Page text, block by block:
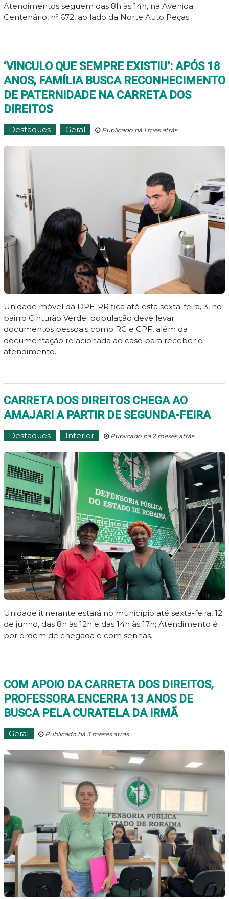
Atendimentos seguem das 8h às 14h, na Avenida
Centenário, nº 672, ao lado da Norte Auto Peças.
‘VINCULO QUE SEMPRE EXISTIU’: APÓS 18
ANOS, FAMÍLIA BUSCA RECONHECIMENTO
DE PATERNIDADE NA CARRETA DOS
DIREITOS
Destaques Geral Publicado há 1 mês atrás
Unidade móvel da DPE-RR fica até esta sexta-feira, 3, no
bairro Cinturão Verde; população deve levar
documentos pessoais como RG e CPF, além da
documentação relacionada ao caso para receber o
atendimento.
CARRETA DOS DIREITOS CHEGA AO
AMAJARI A PARTIR DE SEGUNDA-FEIRA
Destaques Interior Publicado há 2 meses atrás
Unidade itinerante estará no município até sexta-feira, 12
de junho, das 8h às 12h e das 14h às 17h; Atendimento é
por ordem de chegada e com senhas.
COM APOIO DA CARRETA DOS DIREITOS,
PROFESSORA ENCERRA 13 ANOS DE
BUSCA PELA CURATELA DA IRMÃ
Geral Publicado há 3 meses atrás